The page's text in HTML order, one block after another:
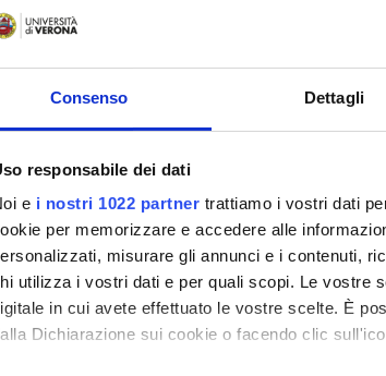
Consenso Dettagli
responsabile dei dati
e i nostri 1022 partner trattiamo i vostri dati
per memorizzare e accedere alle
misurare gli annunci e i contenuti,
utilizza i vostri dati e per quali scopi. Le vostre
in cui avete effettuato le vostre scelte. È
Dichiarazione sui cookie o facendo clic
Teaching code
4S01205
Latin Paleography